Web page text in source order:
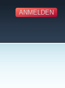
ANMELDEN